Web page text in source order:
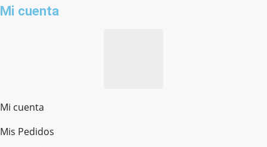
Mi cuenta
Mi cuenta
Mis Pedidos